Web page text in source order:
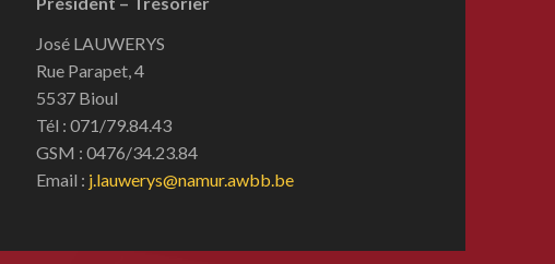
José LAUWERYS
Rue Parapet, 4
5537 Bioul
Tél : 071/79.84.43
GSM : 0476/34.23.84
Email : j.lauwerys@namur.awbb.be